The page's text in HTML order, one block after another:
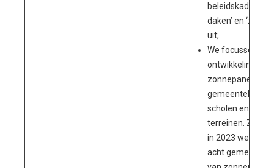
beleidskader
daken’ en
uit;
We focussen op
ontwikkeling van
zonnepanelen op
gemeentelijk
scholen en op
terreinen. Zo
in 2023 weer
acht